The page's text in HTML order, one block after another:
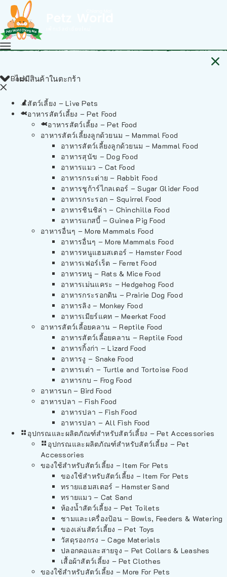
ไม่มีสินค้าในตะกร้า
Back
สัตว์เลี้ยง – Live Pets
อาหารสัตว์เลี้ยง – Pet Food
อาหารสัตว์เลี้ยง – Pet Food
อาหารสัตว์เลี้ยงลูกด้วยนม – Mammal Food
อาหารสัตว์เลี้ยงลูกด้วยนม – Mammal Food
อาหารสุนัข – Dog Food
อาหารแมว – Cat Food
อาหารกระต่าย – Rabbit Food
อาหารชูก้าร์ไกลเดอร์ – Sugar Glider Food
อาหารกระรอก – Squirrel Food
อาหารชินชิล่า – Chinchilla Food
อาหารแกสบี้ – Guinea Pig Food
อาหารอื่นๆ – More Mammals Food
อาหารอื่นๆ – More Mammals Food
อาหารหนูแฮมสเตอร์ – Hamster Food
อาหารเฟอร์เร็ต – Ferret Food
อาหารหนู – Rats & Mice Food
อาหารเม่นแคระ – Hedgehog Food
อาหารกระรอกดิน – Prairie Dog Food
อาหารลิง – Monkey Food
อาหารเมียร์แคท – Meerkat Food
อาหารสัตว์เลี้อยคลาน – Reptile Food
อาหารสัตว์เลี้อยคลาน – Reptile Food
อาหารกิ้งก่า – Lizard Food
อาหารงู – Snake Food
อาหารเต่า – Turtle and Tortoise Food
อาหารกบ – Frog Food
อาหารนก – Bird Food
อาหารปลา – Fish Food
อาหารปลา – Fish Food
อาหารปลา – All Fish Food
อุปกรณและผลิตภัณฑ์สำหรับสัตว์เลี้ยง – Pet Accessories
อุปกรณและผลิตภัณฑ์สำหรับสัตว์เลี้ยง – Pet
Accessories
ของใช้สำหรับสัตว์เลี้ยง – Item For Pets
ของใช้สำหรับสัตว์เลี้ยง – Item For Pets
ทรายแฮมสเตอร์ – Hamster Sand
ทรายแมว – Cat Sand
ห้องน้ำสัตว์เลี้ยง – Pet Toilets
ชามและเครื่องป้อน – Bowls, Feeders & Watering
ของเล่นสัตว์เลี้ยง – Pet Toys
วัสดุรองกรง – Cage Materials
ปลอกคอและสายจูง – Pet Collars & Leashes
เสื้อผ้าสัตว์เลี้ยง – Pet Clothes
ของใช้สำหรับสัตว์เลี้ยง – More For Pets